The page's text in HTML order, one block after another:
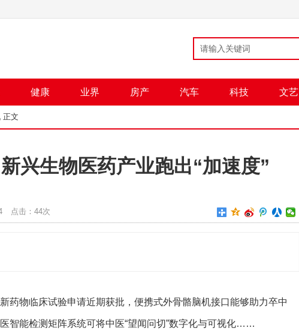
健康 业界 房产 汽车 科技 文艺
正文
兴生物医药产业跑出“加速度”
点击： 44次
药物临床试验申请近期获批，便携式外骨骼脑机接口能够助力卒中
智能检测矩阵系统可将中医“望闻问切”数字化与可视化……